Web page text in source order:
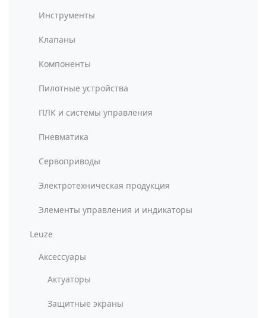
Инструменты
Клапаны
Компоненты
Пилотные устройства
ПЛК и системы управления
Пневматика
Сервоприводы
Электротехническая продукция
Элементы управления и индикаторы
Leuze
Аксессуары
Актуаторы
Защитные экраны